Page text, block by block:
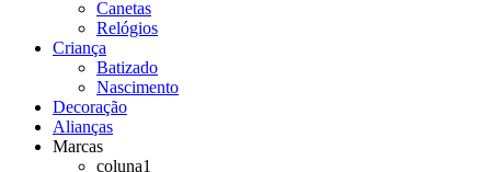
Canetas
Relógios
Criança
Batizado
Nascimento
Decoração
Alianças
Marcas
coluna1